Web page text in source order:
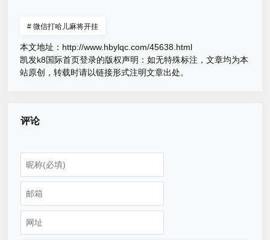
# 微信打哈儿麻将开挂
本文地址： http://www.hbylqc.com/45638.html
凯发k8国际首页登录的版权声明：如无特殊标注，文章均为本
站原创，转载时请以链接形式注明文章出处。
评论